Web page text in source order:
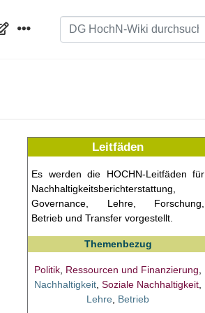
Leitfäden
Es werden die HOCHN-Leitfäden für
Nachhaltigkeitsberichterstattung,
Governance, Lehre, Forschung,
Betrieb und Transfer vorgestellt.
Themenbezug
Politik Ressourcen und Finanzierung
Nachhaltigkeit Soziale Nachhaltigkeit
Lehre
Betrieb